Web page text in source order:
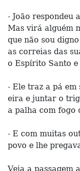
- João respondeu
Mas virá alguém
que não sou
as correias das
o Espírito Santo e
- Ele traz a pá
eira e juntar o
a palha com fogo
- E com muitas
povo e lhe
Veja a passagem